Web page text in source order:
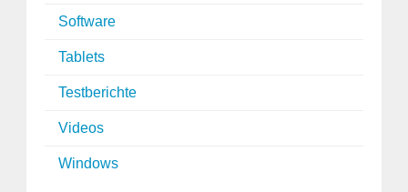
Software
Tablets
Testberichte
Videos
Windows